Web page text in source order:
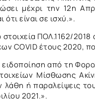
μέχρι την 12η
είναι σε ισχύ.».
ΠΟΛ.1162/
COVID έτους 2020,
από τη
Μίσθωσης
ή παραλείψεις
2021.».